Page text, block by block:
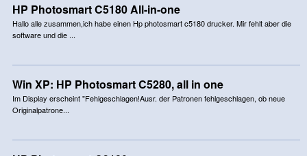
HP Photosmart C5180 All-in-one
Hallo alle zusammen,ich habe einen Hp photosmart c5180 drucker. Mir fehlt aber die
software und die ...
Win XP: HP Photosmart C5280, all in one
Im Display erscheint "Fehlgeschlagen!Ausr. der Patronen fehlgeschlagen, ob neue
Originalpatrone...